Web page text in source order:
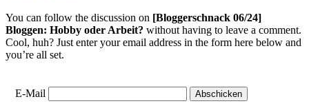
You can follow the discussion on [Bloggerschnack 06/24]
Bloggen: Hobby oder Arbeit? without having to leave a comment.
Cool, huh? Just enter your email address in the form here below and
you’re all set.
E-Mail